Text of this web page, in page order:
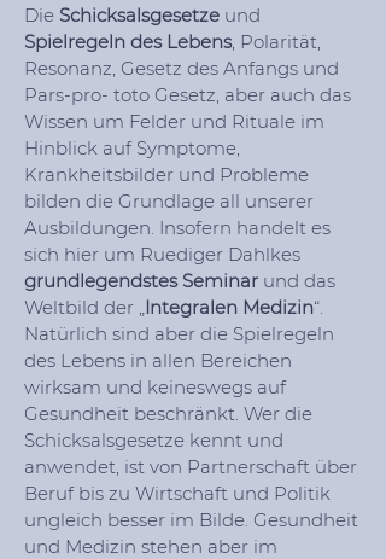
Die Schicksalsgesetze und
Spielregeln des Lebens, Polarität,
Resonanz, Gesetz des Anfangs und
Pars-pro- toto Gesetz, aber auch das
Wissen um Felder und Rituale im
Hinblick auf Symptome,
Krankheitsbilder und Probleme
bilden die Grundlage all unserer
Ausbildungen. Insofern handelt es
sich hier um Ruediger Dahlkes
grundlegendstes Seminar und das
Weltbild der „Integralen Medizin“.
Natürlich sind aber die Spielregeln
des Lebens in allen Bereichen
wirksam und keineswegs auf
Gesundheit beschränkt. Wer die
Schicksalsgesetze kennt und
anwendet, ist von Partnerschaft über
Beruf bis zu Wirtschaft und Politik
ungleich besser im Bilde. Gesundheit
und Medizin stehen aber im